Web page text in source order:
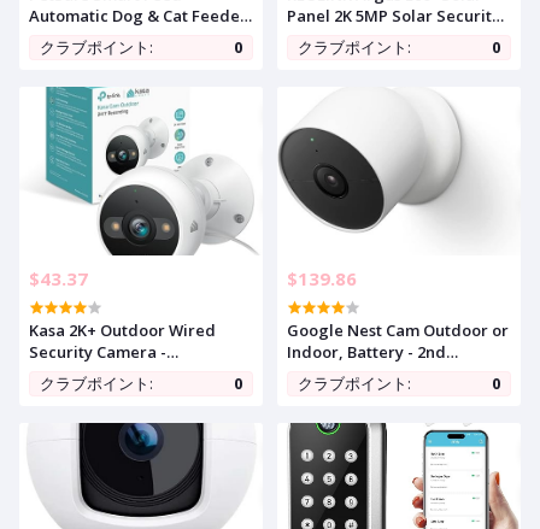
Automatic Dog & Cat Feeder
- Programmable Feeding -
Adjustable Portion Control -
Capacity - Stainless Steel
Bowl - App Controlled
クラブポイント: 0
Panel 2K 5MP Solar Security
Camera Outdoor for Home
Surveilance, Night Vision,
2.4G WiFi, No Subscription,
Home Hub Compatible, Local
Storage
クラブポイント: 0
$43.37
Kasa 2K+ Outdoor Wired
Security Camera -
Person/Motion Detection,
24/7 Recording, 2-Way
Night Vision, Subscription-
Free Local Storage or
Optional Cloud, KC420WS
クラブポイント: 0
$139.86
Google Nest Cam Outdoor or
Indoor, Battery - 2nd
Generation - 1 Pack
クラブポイント: 0